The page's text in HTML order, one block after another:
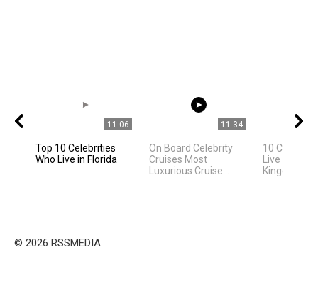
11:06
Top 10 Celebrities
Who Live in Florida
11:34
On Board Celebrity
Cruises Most
Luxurious Cruise...
10
Live In
Kingdom
© 2026 RSSMEDIA